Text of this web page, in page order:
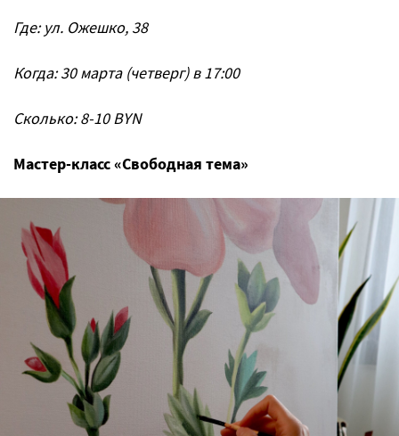
Где: ул. Ожешко, 38
Когда: 30 марта (четверг) в 17:00
Сколько: 8-10 BYN
Мастер-класс «Свободная тема»